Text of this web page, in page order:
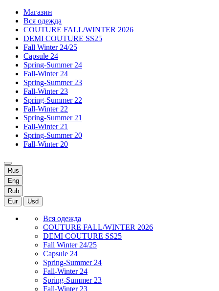
Магазин
Вся одежда
COUTURE FALL/WINTER 2026
DEMI COUTURE SS25
Fall Winter 24/25
Capsule 24
Spring-Summer 24
Fall-Winter 24
Spring-Summer 23
Fall-Winter 23
Spring-Summer 22
Fall-Winter 22
Spring-Summer 21
Fall-Winter 21
Spring-Summer 20
Fall-Winter 20
Rus
Eng
Rub
Eur
Usd
Вся одежда
COUTURE FALL/WINTER 2026
DEMI COUTURE SS25
Fall Winter 24/25
Capsule 24
Spring-Summer 24
Fall-Winter 24
Spring-Summer 23
Fall-Winter 23